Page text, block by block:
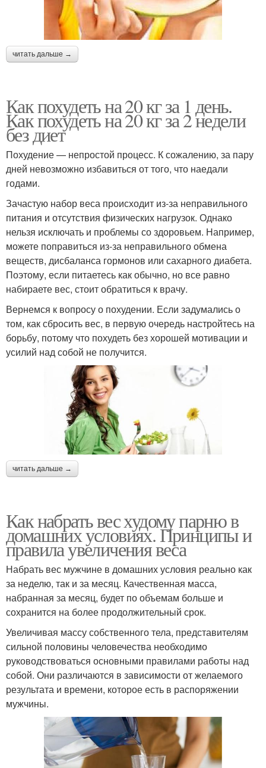
читать дальше →
Как похудеть на 20 кг за 1 день.
Как похудеть на 20 кг за 2 недели
без диет
Похудение — непростой процесс. К сожалению, за пару
дней невозможно избавиться от того, что наедали
годами.
Зачастую набор веса происходит из-за неправильного
питания и отсутствия физических нагрузок. Однако
нельзя исключать и проблемы со здоровьем. Например,
можете поправиться из-за неправильного обмена
веществ, дисбаланса гормонов или сахарного диабета.
Поэтому, если питаетесь как обычно, но все равно
набираете вес, стоит обратиться к врачу.
Вернемся к вопросу о похудении. Если задумались о
том, как сбросить вес, в первую очередь настройтесь на
борьбу, потому что похудеть без хорошей мотивации и
усилий над собой не получится.
читать дальше →
Как набрать вес худому парню в
домашних условиях. Принципы и
правила увеличения веса
Набрать вес мужчине в домашних условия реально как
за неделю, так и за месяц. Качественная масса,
набранная за месяц, будет по объемам больше и
сохранится на более продолжительный срок.
Увеличивая массу собственного тела, представителям
сильной половины человечества необходимо
руководствоваться основными правилами работы над
собой. Они различаются в зависимости от желаемого
результата и времени, которое есть в распоряжении
мужчины.